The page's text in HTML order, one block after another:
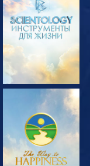
СМОТРЕТЬ
ПЕРЕДАЧИ
СМОТРЕТЬ